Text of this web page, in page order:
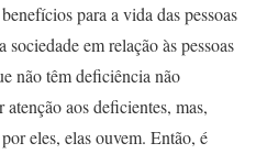
para a vida das pessoas
em relação às pessoas
não têm deficiência não
aos deficientes, mas,
eles, elas ouvem. Então, é